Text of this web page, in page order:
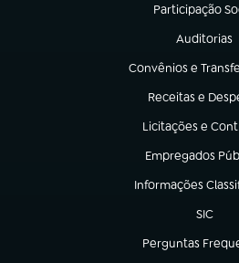
Participação
(abre em nova
Auditorias
(abre em
Convênios e
(abre em nova aba)
Receitas e
(abre em nova
Licitações e
(abre em nova
Empregados
(abre em nova
Informações
(abre em nova aba)
SIC
(abre
Perguntas
(abre em nova